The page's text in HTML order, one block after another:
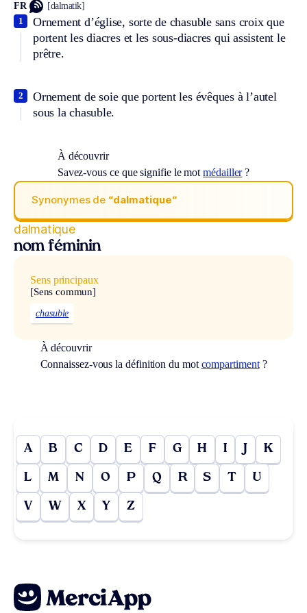
FR [dalmatik]
Ornement d’église, sorte de chasuble sans croix que
portent les diacres et les sous-diacres qui assistent le
prêtre.
1
Ornement de soie que portent les évêques à l’autel
sous la chasuble.
2
À découvrir
Savez-vous ce que signifie le motmédailler?
Synonymes de “dalmatique“
dalmatique
nom féminin
Sens principaux
[Sens commun]
chasuble
À découvrir
Connaissez-vous la définition du mot compartiment?
A B C D E F G H I J K
L M N O P Q R S T U
V W X Y Z